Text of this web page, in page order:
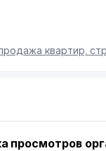
квартир,
просмотров